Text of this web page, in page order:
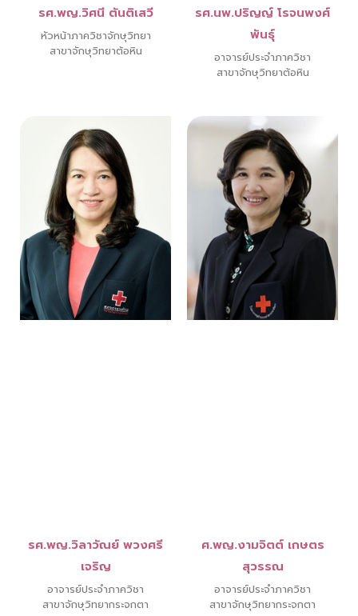
รศ.พญ.วิศนี ตันติเสวี
หัวหน้าภาควิชาจักษุวิทยา
สาขาจักษุวิทยาต้อหิน
รศ.นพ.ปริญญ์ โรจนพงศ์
พันธุ์
อาจารย์ประจำภาควิชา
สาขาจักษุวิทยาต้อหิน
รศ.พญ.วิลาวัณย์ พวงศรี
เจริญ
อาจารย์ประจำภาควิชา
สาขาจักษุวิทยากระจกตา
ศ.พญ.งามจิตต์ เกษตร
สุวรรณ
อาจารย์ประจำภาควิชา
สาขาจักษุวิทยากระจกตา